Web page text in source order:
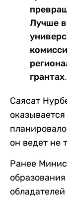
Лучше
Саясат
он ведет не
Ранее
образования